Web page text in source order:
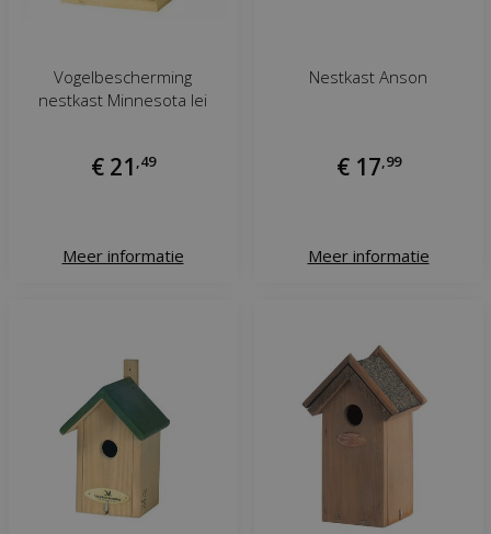
Vogelbescherming
nestkast Minnesota lei
€ 21 49
Meer informatie
Nestkast Anson
€ 17 99
Meer informatie